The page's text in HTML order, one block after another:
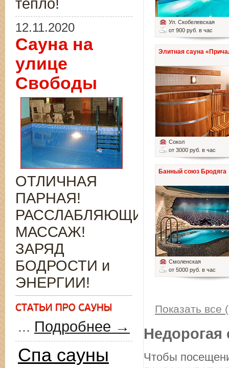
Ул. Скобелевская
от 900 руб. в час
Элитная сауна
Сокол
от 3000 руб. в час
Банный союз Бродяга
Смоленская
от 5000 руб. в час
Показать все
Недорогая
Чтобы
тепло!
12.11.2020
Сауна на
улице
Свободы
ОТЛИЧНАЯ
ПАРНАЯ!
РАССЛАБЛЯЮЩИЙ
МАССАЖ!
ЗАРЯД
БОДРОСТИ и
ЭНЕРГИИ!
... Подробнее →
Спа сауны